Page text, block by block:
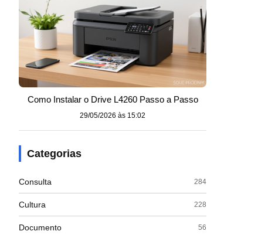
Como Instalar o Drive L4260 Passo a Passo
29/05/2026 às 15:02
Categorias
Consulta 284
Cultura 228
Documento 56